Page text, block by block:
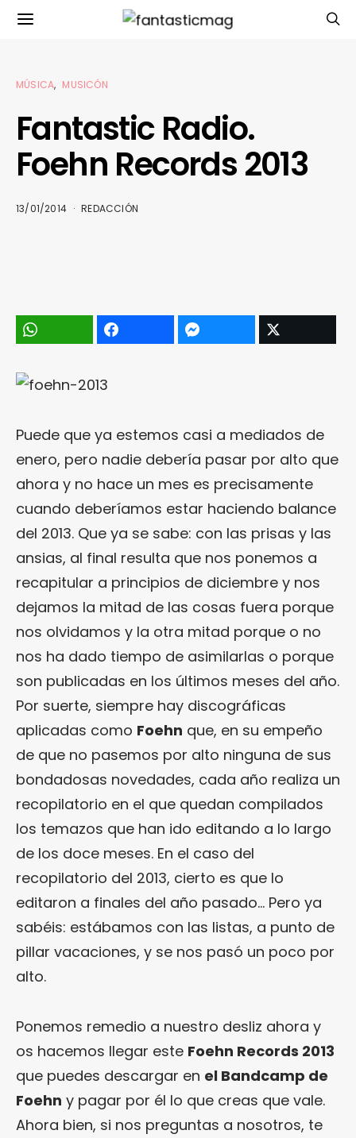
MÚSICA MUSICÓN
Fantastic Radio.
Foehn Records 2013
13/01/2014 REDACCIÓN
Puede que ya estemos casi a mediados de
enero, pero nadie debería pasar por alto que
ahora y no hace un mes es precisamente
cuando deberíamos estar haciendo balance
del 2013. Que ya se sabe: con las prisas y las
ansias, al final resulta que nos ponemos a
recapitular a principios de diciembre y nos
dejamos la mitad de las cosas fuera porque
nos olvidamos y la otra mitad porque o no
nos ha dado tiempo de asimilarlas o porque
son publicadas en los últimos meses del año.
Por suerte, siempre hay discográficas
aplicadas como Foehn que, en su empeño
de que no pasemos por alto ninguna de sus
bondadosas novedades, cada año realiza un
recopilatorio en el que quedan compilados
los temazos que han ido editando a lo largo
de los doce meses. En el caso del
recopilatorio del 2013, cierto es que lo
editaron a finales del año pasado… Pero ya
sabéis: estábamos con las listas, a punto de
pillar vacaciones, y se nos pasó un poco por
alto.
Ponemos remedio a nuestro desliz ahora y
os hacemos llegar este Foehn Records 2013
que puedes descargar en el Bandcamp de
Foehn y pagar por él lo que creas que vale.
Ahora bien, si nos preguntas a nosotros, te